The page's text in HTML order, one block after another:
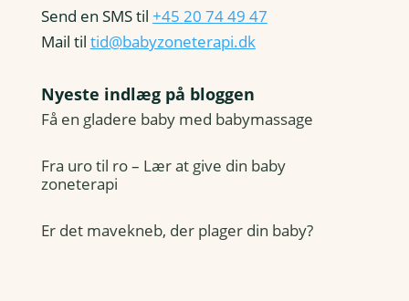
Send en SMS til +45 20 74 49 47
Mail til tid@babyzoneterapi.dk
Nyeste indlæg på bloggen
Få en gladere baby med babymassage
Fra uro til ro – Lær at give din baby
zoneterapi
Er det mavekneb, der plager din baby?